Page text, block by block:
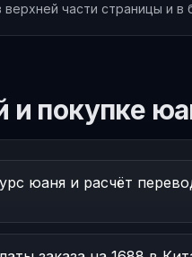
части страницы и в
и покупке
юаня и расчёт